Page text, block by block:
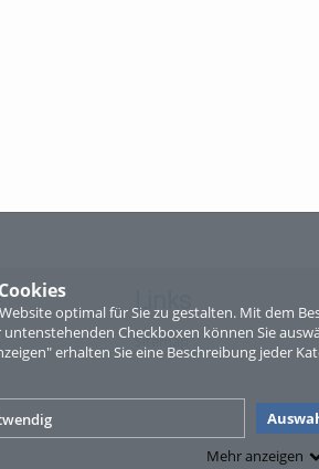
optimal für Sie zu gestalten. Mit dem
Checkboxen können Sie
erhalten Sie eine Beschreibung jeder
Mehr anzeigen
Links
Sitemap